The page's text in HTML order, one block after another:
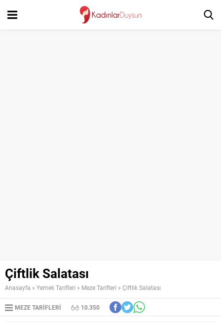
Çiftlik Salatası
Anasayfa » Yemek Tarifleri » Meze Tarifleri » Çiftlik Salatası
MEZE TARIFLERI 10.350